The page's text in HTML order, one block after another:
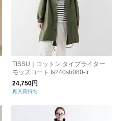
TISSU｜コットン タイプライター
モッズコート ts240sh080-tr
24,750円
再入荷待ち